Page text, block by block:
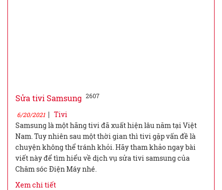
Sửa tivi Samsung 2607
6/20/2021| Tivi
Samsung là một hãng tivi đã xuất hiện lâu năm tại Việt
Nam. Tuy nhiên sau một thời gian thì tivi gặp vấn đề là
chuyện không thể tránh khỏi. Hãy tham khảo ngay bài
viết này để tìm hiểu về dịch vụ sửa tivi samsung của
Chăm sóc Điện Máy nhé.
Xem chi tiết